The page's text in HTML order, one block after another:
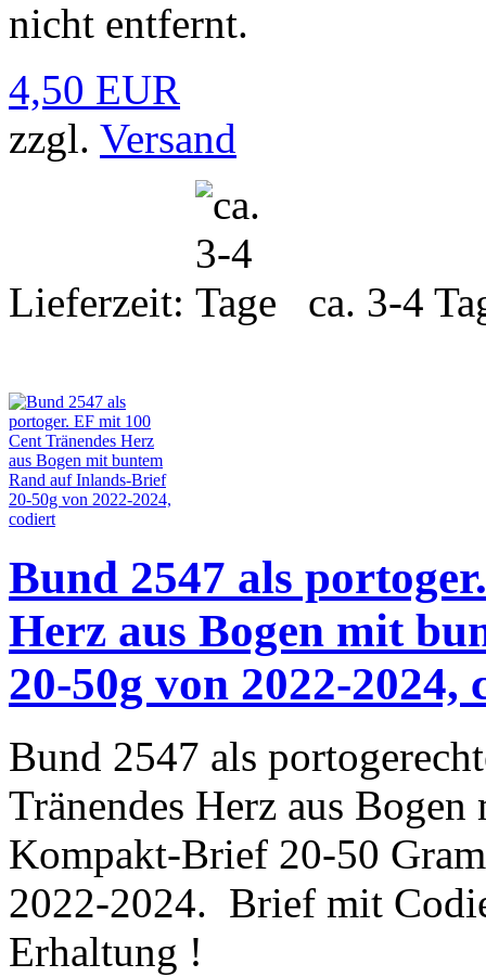
nicht entfernt.
4,50 EUR
zzgl. Versand
Lieferzeit: ca. 3-4
Bund 2547 als
Herz aus Bogen mit
20-50g von 2022-2024,
Bund 2547 als
Tränendes Herz aus
Kompakt-Brief 20-50
2022-2024. Brief mit
Erhaltung !